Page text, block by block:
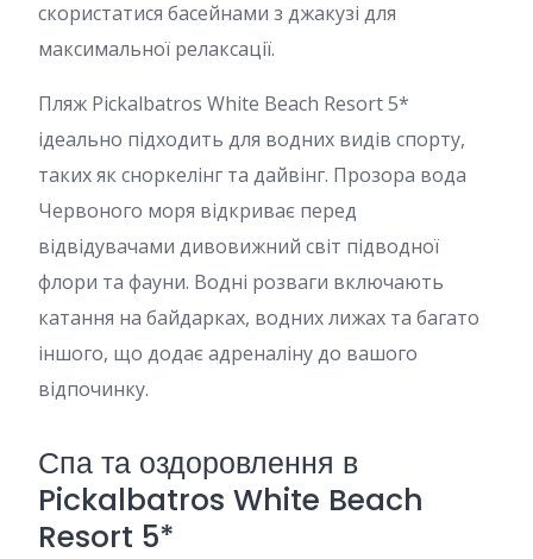
скористатися басейнами з джакузі для
максимальної релаксації.
Пляж Pickalbatros White Beach Resort 5*
ідеально підходить для водних видів спорту,
таких як сноркелінг та дайвінг. Прозора вода
Червоного моря відкриває перед
відвідувачами дивовижний світ підводної
флори та фауни. Водні розваги включають
катання на байдарках, водних лижах та багато
іншого, що додає адреналіну до вашого
відпочинку.
Спа та оздоровлення в
Pickalbatros White Beach
Resort 5*